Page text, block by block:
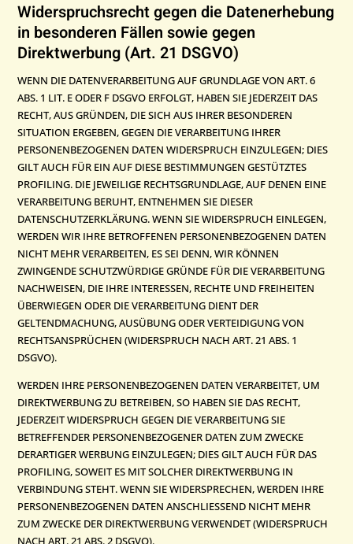
Widerspruchsrecht gegen die Datenerhebung
in besonderen Fällen sowie gegen
Direktwerbung (Art. 21 DSGVO)
WENN DIE DATENVERARBEITUNG AUF GRUNDLAGE VON ART. 6
ABS. 1 LIT. E ODER F DSGVO ERFOLGT, HABEN SIE JEDERZEIT DAS
RECHT, AUS GRÜNDEN, DIE SICH AUS IHRER BESONDEREN
SITUATION ERGEBEN, GEGEN DIE VERARBEITUNG IHRER
PERSONENBEZOGENEN DATEN WIDERSPRUCH EINZULEGEN; DIES
GILT AUCH FÜR EIN AUF DIESE BESTIMMUNGEN GESTÜTZTES
PROFILING. DIE JEWEILIGE RECHTSGRUNDLAGE, AUF DENEN EINE
VERARBEITUNG BERUHT, ENTNEHMEN SIE DIESER
DATENSCHUTZERKLÄRUNG. WENN SIE WIDERSPRUCH EINLEGEN,
WERDEN WIR IHRE BETROFFENEN PERSONENBEZOGENEN DATEN
NICHT MEHR VERARBEITEN, ES SEI DENN, WIR KÖNNEN
ZWINGENDE SCHUTZWÜRDIGE GRÜNDE FÜR DIE VERARBEITUNG
NACHWEISEN, DIE IHRE INTERESSEN, RECHTE UND FREIHEITEN
ÜBERWIEGEN ODER DIE VERARBEITUNG DIENT DER
GELTENDMACHUNG, AUSÜBUNG ODER VERTEIDIGUNG VON
RECHTSANSPRÜCHEN (WIDERSPRUCH NACH ART. 21 ABS. 1
DSGVO).
WERDEN IHRE PERSONENBEZOGENEN DATEN VERARBEITET, UM
DIREKTWERBUNG ZU BETREIBEN, SO HABEN SIE DAS RECHT,
JEDERZEIT WIDERSPRUCH GEGEN DIE VERARBEITUNG SIE
BETREFFENDER PERSONENBEZOGENER DATEN ZUM ZWECKE
DERARTIGER WERBUNG EINZULEGEN; DIES GILT AUCH FÜR DAS
PROFILING, SOWEIT ES MIT SOLCHER DIREKTWERBUNG IN
VERBINDUNG STEHT. WENN SIE WIDERSPRECHEN, WERDEN IHRE
PERSONENBEZOGENEN DATEN ANSCHLIESSEND NICHT MEHR
ZUM ZWECKE DER DIREKTWERBUNG VERWENDET (WIDERSPRUCH
NACH ART. 21 ABS. 2 DSGVO).